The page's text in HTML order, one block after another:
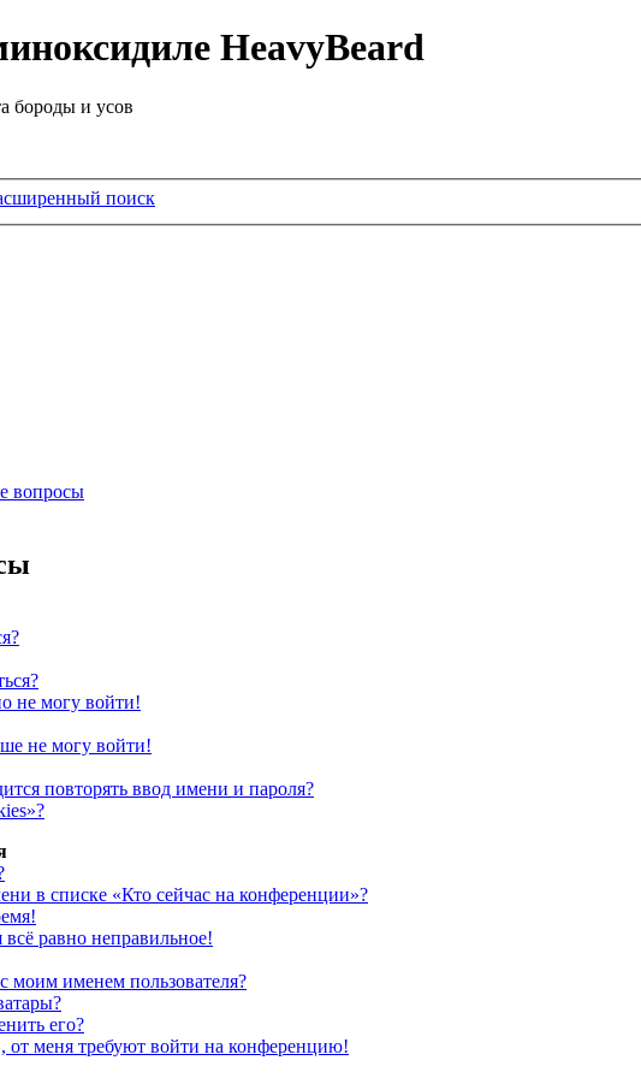
HeavyBeard
бороды и усов
поиск
вопросы
не могу войти!
не могу войти!
повторять ввод имени и пароля?
в списке «Кто сейчас на конференции»?
равно неправильное!
моим именем пользователя?
его?
от меня требуют войти на конференцию!